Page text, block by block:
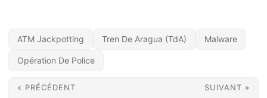
ATM Jackpotting Tren De Aragua (TdA) Malware
Opération De Police
« PRÉCÉDENT SUIVANT »